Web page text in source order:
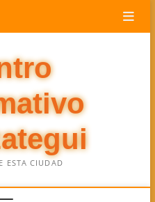
ESTA CIUDAD